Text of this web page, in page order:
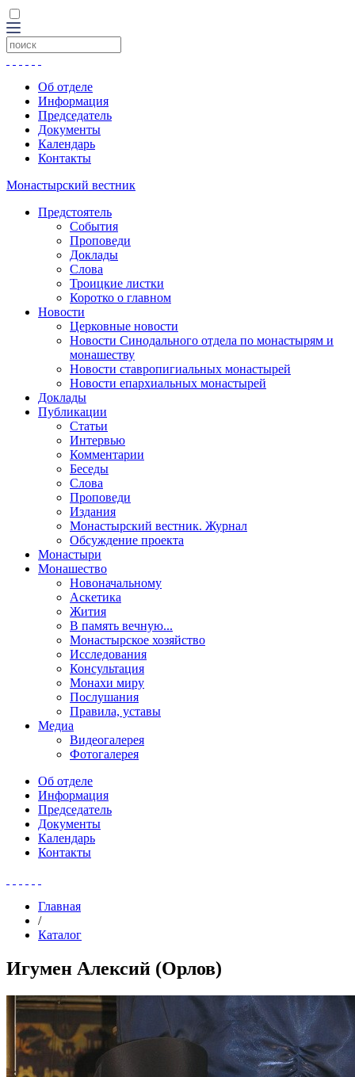
Об отделе
Информация
Председатель
Документы
Календарь
Контакты
Монастырский вестник
Предстоятель
События
Проповеди
Доклады
Слова
Троицкие листки
Коротко о главном
Новости
Церковные новости
Новости Синодального отдела по монастырям и
монашеству
Новости ставропигиальных монастырей
Новости епархиальных монастырей
Доклады
Публикации
Статьи
Интервью
Комментарии
Беседы
Слова
Проповеди
Издания
Монастырский вестник. Журнал
Обсуждение проекта
Монастыри
Монашество
Новоначальному
Аскетика
Жития
В память вечную...
Монастырское хозяйство
Исследования
Консультация
Монахи миру
Послушания
Правила, уставы
Медиа
Видеогалерея
Фотогалерея
Об отделе
Информация
Председатель
Документы
Календарь
Контакты
Главная
/
Каталог
Игумен Алексий (Орлов)